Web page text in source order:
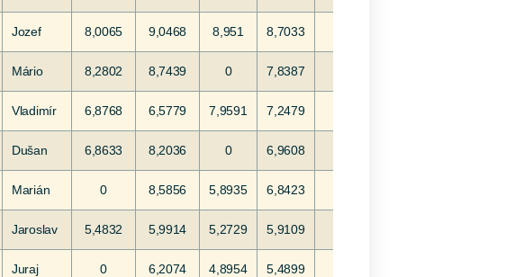
Jozef 8,0065 9,0468 8,951 8,7033
Mário 8,2802 8,7439 0 7,8387
Vladimír 6,8768 6,5779 7,9591 7,2479
Dušan 6,8633 8,2036 0 6,9608
Marián 0 8,5856 5,8935 6,8423
Jaroslav 5,4832 5,9914 5,2729 5,9109
Juraj 0 6,2074 4,8954 5,4899